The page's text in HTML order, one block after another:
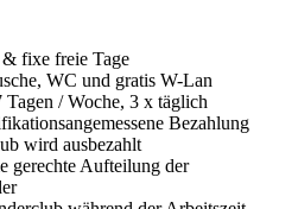
fixe freie Tage
WC und gratis W-Lan
/ Woche, 3 x täglich
Bezahlung
wird ausbezahlt
gerechte Aufteilung der